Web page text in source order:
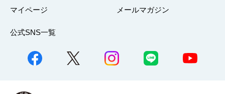
マイページ メールマガジン
公式SNS一覧